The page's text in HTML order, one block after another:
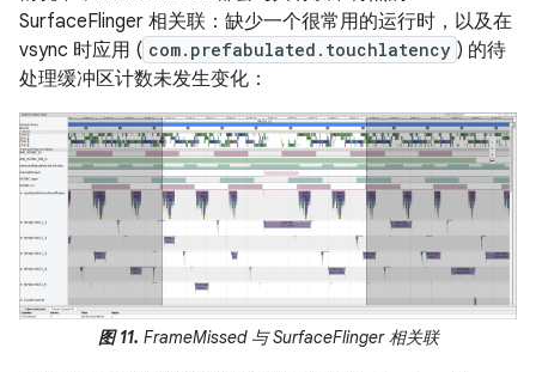
SurfaceFlinger 相关联：缺少一个很常用的运行时，以及在
vsync 时应用 ( com.prefabulated.touchlatency ) 的待
处理缓冲区计数未发生变化：
图 11. FrameMissed 与 SurfaceFlinger 相关联